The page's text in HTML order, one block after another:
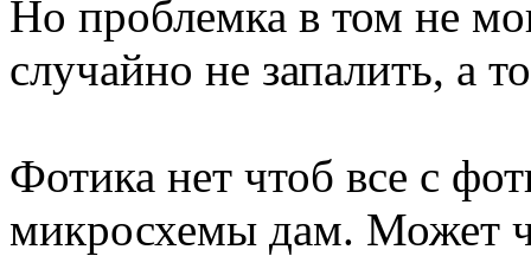
Но проблемка в том не
случайно не запалить, а
Фотика нет чтоб все с
микросхемы дам. Может